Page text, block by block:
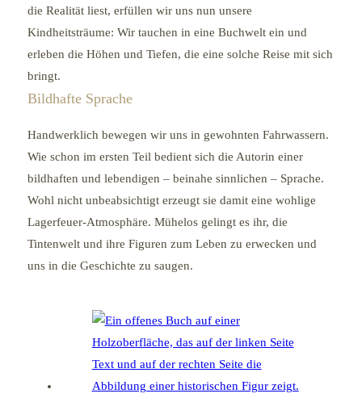
die Realität liest, erfüllen wir uns nun unsere
Kindheitsträume: Wir tauchen in eine Buchwelt ein und
erleben die Höhen und Tiefen, die eine solche Reise mit sich
bringt.
Bildhafte Sprache
Handwerklich bewegen wir uns in gewohnten Fahrwassern.
Wie schon im ersten Teil bedient sich die Autorin einer
bildhaften und lebendigen – beinahe sinnlichen – Sprache.
Wohl nicht unbeabsichtigt erzeugt sie damit eine wohlige
Lagerfeuer-Atmosphäre. Mühelos gelingt es ihr, die
Tintenwelt und ihre Figuren zum Leben zu erwecken und
uns in die Geschichte zu saugen.